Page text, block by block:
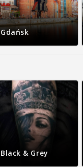
Gdańsk
Black & Grey